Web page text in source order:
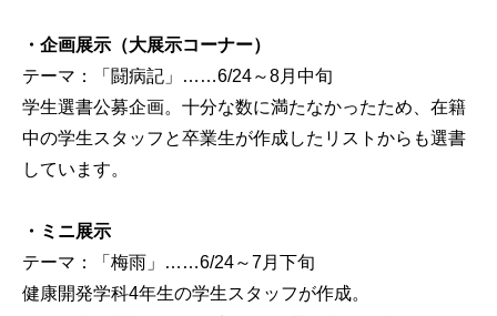
・企画展示（大展示コーナー）
テーマ：「闘病記」……6/24～8月中旬
学生選書公募企画。十分な数に満たなかったため、在籍
中の学生スタッフと卒業生が作成したリストからも選書
しています。
・ミニ展示
テーマ：「梅雨」……6/24～7月下旬
健康開発学科4年生の学生スタッフが作成。